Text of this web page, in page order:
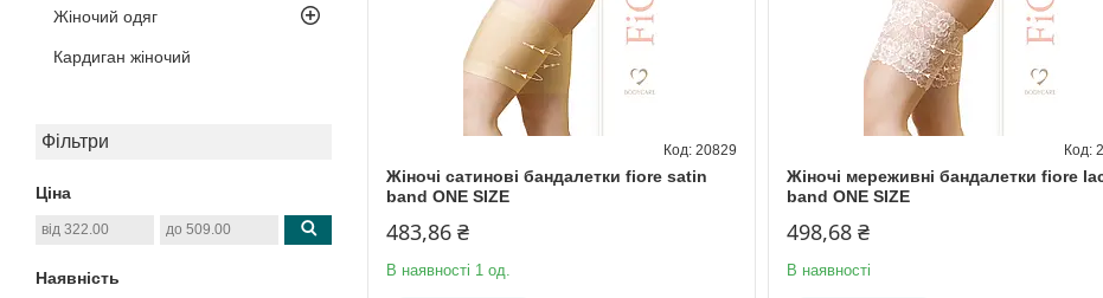
Жіночий одяг
Кардиган жіночий
Фільтри
Ціна
Наявність
Жіночі сатинові бандалетки fiore satin
band ONE SIZE
20829
483,86 ₴
В наявності 1 од.
Жіночі мереживні бандалетки fiore
band ONE SIZE
498,68 ₴
В наявності